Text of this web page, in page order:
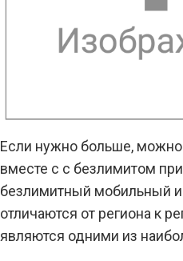
Если нужно больше, можно
вместе с с безлимитом
безлимитный мобильный
отличаются от региона к
являются одними из